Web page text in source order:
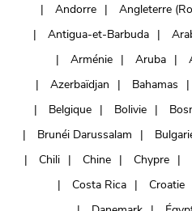
Andorre
Angleterre
Antigua-et-Barbuda
Arménie
Aruba
Azerbaïdjan
Bahamas
Belgique
Bolivie
Brunéi Darussalam
Chili
Chine Chypre
Costa Rica
Croatie